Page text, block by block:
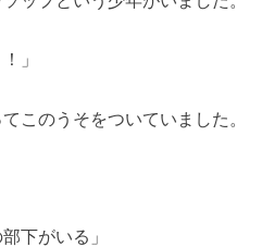
」
このうそをついていました。
下がいる」